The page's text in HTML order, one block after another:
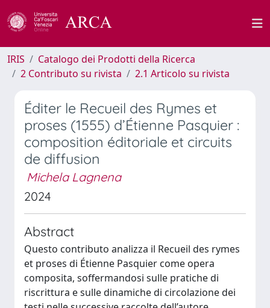
IRIS
Catalogo dei Prodotti della Ricerca
2 Contributo su rivista
2.1 Articolo su rivista
Éditer le Recueil des Rymes et
proses (1555) d’Étienne Pasquier :
composition éditoriale et circuits
de diffusion
Michela Lagnena
2024
Abstract
Questo contributo analizza il Recueil des rymes
et proses di Étienne Pasquier come opera
composita, soffermandosi sulle pratiche di
riscrittura e sulle dinamiche di circolazione dei